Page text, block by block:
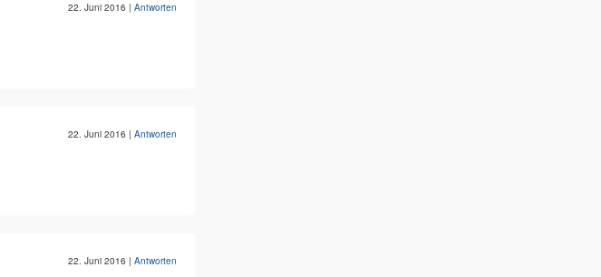
22. Juni 2016 | Antworten
22. Juni 2016 | Antworten
22. Juni 2016 | Antworten